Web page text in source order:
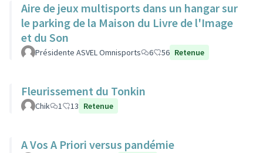
Aire de jeux multisports dans un hangar sur
le parking de la Maison du Livre de l'Image
et du Son
Présidente ASVEL Omnisports 6 56 Retenue
Fleurissement du Tonkin
Chik 1 13 Retenue
A Vos A Priori versus pandémie